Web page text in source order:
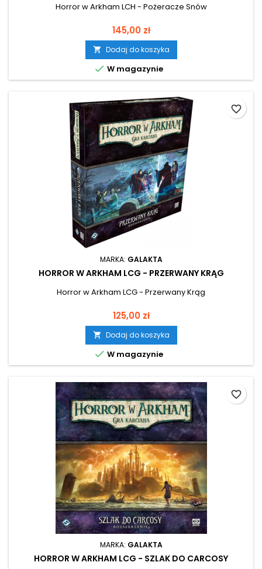
Horror w Arkham LCH - Pożeracze Snów
Cena
145,00 zł
 Dodaj do koszyka
 W magazynie
MARKA: GALAKTA
HORROR W ARKHAM LCG - PRZERWANY KRĄG
Horror w Arkham LCG - Przerwany Krąg
Cena
125,00 zł
 Dodaj do koszyka
 W magazynie
favorite_border
MARKA: GALAKTA
HORROR W ARKHAM LCG - SZLAK DO CARCOSY
favorite_border